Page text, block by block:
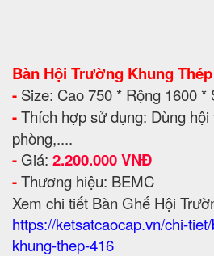
Bàn Hội Trường Khung
- Size: Cao 750 * Rộng 1600 *
-Thích hợp sử dụng: Dùng
phòng,....
- Giá: 2.200.000 VNĐ
-Thương hiệu: BEMC
Xem chi tiết Bàn Ghế Hội
https://ketsatcaocap.vn/chi-
khung-thep-416